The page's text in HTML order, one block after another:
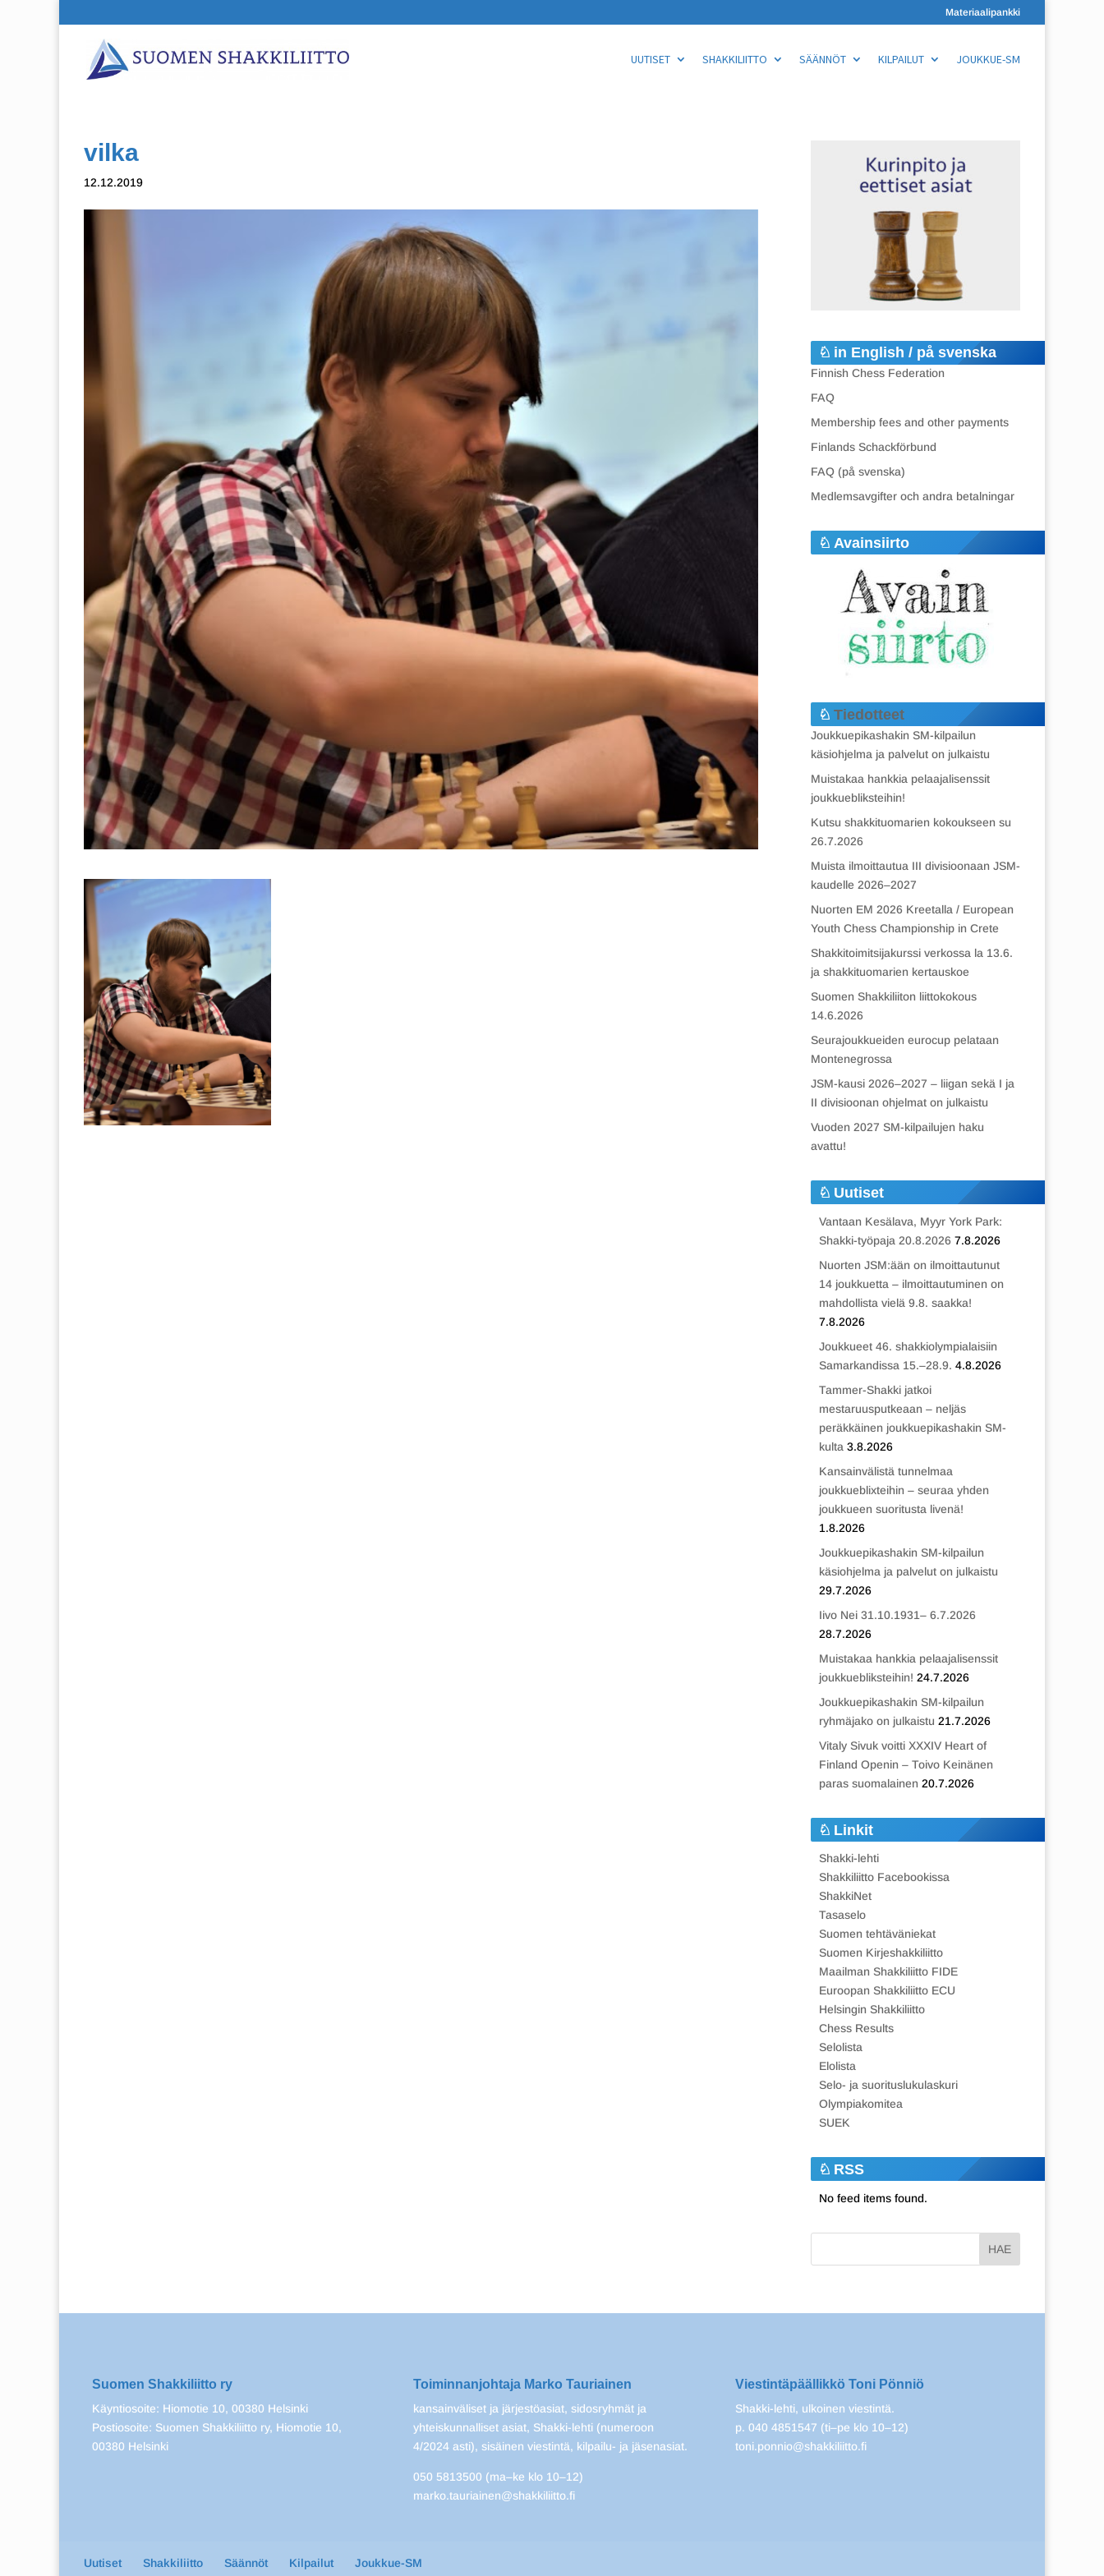
Materiaalipankki
UUTISET SHAKKILIITTO SÄÄNNÖT KILPAILUT JOUKKUE-SM
vilka
12.12.2019
in English / på svenska
Finnish Chess Federation
FAQ
Membership fees and other payments
Finlands Schackförbund
FAQ (på svenska)
Medlemsavgifter och andra betalningar
Avainsiirto
Tiedotteet
Joukkuepikashakin SM-kilpailun
käsiohjelma ja palvelut on julkaistu
Muistakaa hankkia pelaajalisenssit
joukkuebliksteihin!
Kutsu shakkituomarien kokoukseen su
26.7.2026
Muista ilmoittautua III divisioonaan JSM-
kaudelle 2026–2027
Nuorten EM 2026 Kreetalla / European
Youth Chess Championship in Crete
Shakkitoimitsijakurssi verkossa la 13.6.
ja shakkituomarien kertauskoe
Suomen Shakkiliiton liittokokous
14.6.2026
Seurajoukkueiden eurocup pelataan
Montenegrossa
JSM-kausi 2026–2027 – liigan sekä I ja
II divisioonan ohjelmat on julkaistu
Vuoden 2027 SM-kilpailujen haku
avattu!
Uutiset
Vantaan Kesälava, Myyr York Park:
Shakki-työpaja 20.8.2026 7.8.2026
Nuorten JSM:ään on ilmoittautunut
14 joukkuetta – ilmoittautuminen on
mahdollista vielä 9.8. saakka!
7.8.2026
Joukkueet 46. shakkiolympialaisiin
Samarkandissa 15.–28.9. 4.8.2026
Tammer-Shakki jatkoi
mestaruusputkeaan – neljäs
peräkkäinen joukkuepikashakin SM-
kulta 3.8.2026
Kansainvälistä tunnelmaa
joukkueblixteihin – seuraa yhden
joukkueen suoritusta livenä!
1.8.2026
Joukkuepikashakin SM-kilpailun
käsiohjelma ja palvelut on julkaistu
29.7.2026
Iivo Nei 31.10.1931– 6.7.2026
28.7.2026
Muistakaa hankkia pelaajalisenssit
joukkuebliksteihin! 24.7.2026
Joukkuepikashakin SM-kilpailun
ryhmäjako on julkaistu 21.7.2026
Vitaly Sivuk voitti XXXIV Heart of
Finland Openin – Toivo Keinänen
paras suomalainen 20.7.2026
Linkit
Shakki-lehti
Shakkiliitto Facebookissa
ShakkiNet
Tasaselo
Suomen tehtäväniekat
Suomen Kirjeshakkiliitto
Maailman Shakkiliitto FIDE
Euroopan Shakkiliitto ECU
Helsingin Shakkiliitto
Chess Results
Selolista
Elolista
Selo- ja suorituslukulaskuri
Olympiakomitea
SUEK
RSS
No feed items found.
Suomen Shakkiliitto ry
Käyntiosoite: Hiomotie 10, 00380 Helsinki
Postiosoite: Suomen Shakkiliitto ry, Hiomotie 10,
00380 Helsinki
Toiminnanjohtaja Marko Tauriainen
kansainväliset ja järjestöasiat, sidosryhmät ja
yhteiskunnalliset asiat, Shakki-lehti (numeroon
4/2024 asti), sisäinen viestintä, kilpailu- ja jäsenasiat.
050 5813500 (ma–ke klo 10–12)
marko.tauriainen@shakkiliitto.fi
Viestintäpäällikkö Toni Pönniö
Shakki-lehti, ulkoinen viestintä.
p. 040 4851547 (ti–pe klo 10–12)
toni.ponnio@shakkiliitto.fi
Uutiset Shakkiliitto Säännöt Kilpailut Joukkue-SM